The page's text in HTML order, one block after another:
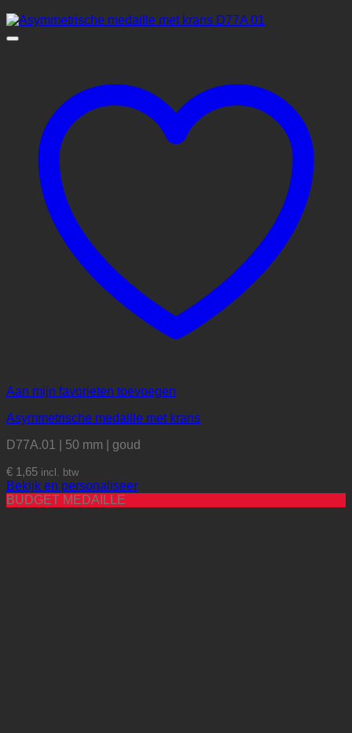
Aan mijn favorieten toevoegen
Asymmetrische medaille met krans
D77A.01 | 50 mm | goud
€ 1,65 incl. btw
Bekijk en personaliseer
BUDGET MEDAILLE